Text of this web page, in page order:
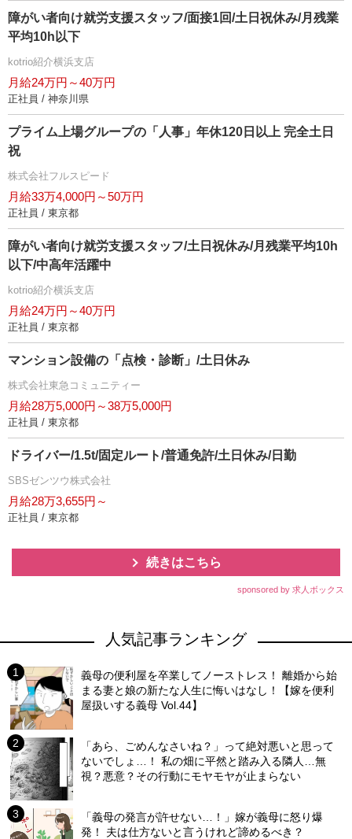
障がい者向け就労支援スタッフ/面接1回/土日祝休み/月残業
平均10h以下
kotrio紹介横浜支店
月給24万円～40万円
正社員 / 神奈川県
プライム上場グループの「人事」年休120日以上 完全土日
祝
株式会社フルスピード
月給33万4,000円～50万円
正社員 / 東京都
障がい者向け就労支援スタッフ/土日祝休み/月残業平均10h
以下/中高年活躍中
kotrio紹介横浜支店
月給24万円～40万円
正社員 / 東京都
マンション設備の「点検・診断」/土日休み
株式会社東急コミュニティー
月給28万5,000円～38万5,000円
正社員 / 東京都
ドライバー/1.5t/固定ルート/普通免許/土日休み/日勤
SBSゼンツウ株式会社
月給28万3,655円～
正社員 / 東京都
続きはこちら
sponsored by 求人ボックス
人気記事ランキング
義母の便利屋を卒業してノーストレス！ 離婚から始
まる妻と娘の新たな人生に悔いはなし！【嫁を便利
屋扱いする義母 Vol.44】
「あら、ごめんなさいね？」って絶対悪いと思って
ないでしょ…！ 私の畑に平然と踏み入る隣人…無
視？悪意？その行動にモヤモヤが止まらない
「義母の発言が許せない…！」嫁が義母に怒り爆
発！ 夫は仕方ないと言うけれど諦めるべき？